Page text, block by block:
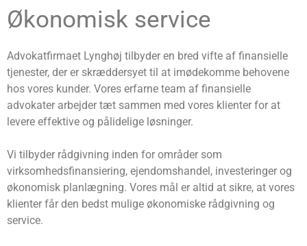
Økonomisk service
Advokatfirmaet Lynghøj tilbyder en bred vifte af finansielle
tjenester, der er skræddersyet til at imødekomme behovene
hos vores kunder. Vores erfarne team af finansielle
advokater arbejder tæt sammen med vores klienter for at
levere effektive og pålidelige løsninger.
Vi tilbyder rådgivning inden for områder som
virksomhedsfinansiering, ejendomshandel, investeringer og
økonomisk planlægning. Vores mål er altid at sikre, at vores
klienter får den bedst mulige økonomiske rådgivning og
service.